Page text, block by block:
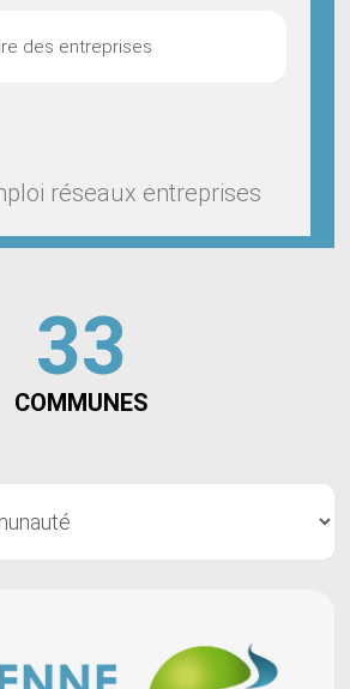
des entreprises
réseaux entreprises
33
COMMUNES